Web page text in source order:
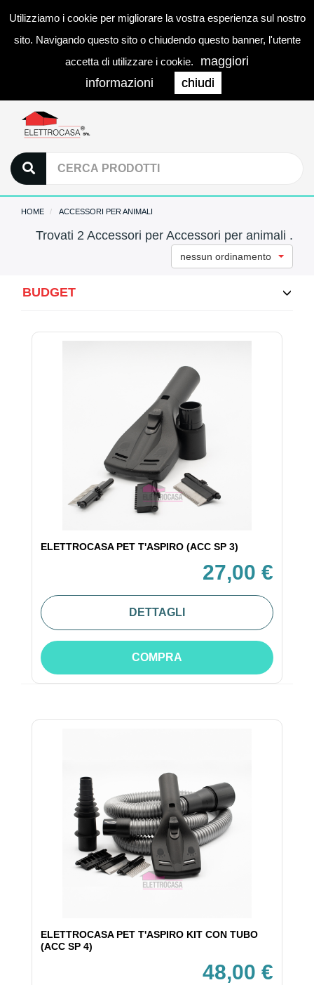
Utilizziamo i cookie per migliorare la vostra esperienza sul nostro
sito. Navigando questo sito o chiudendo questo banner, l'utente
accetta di utilizzare i cookie.
maggiori
informazioni
chiudi
0
HOME ACCESSORI PER ANIMALI
Trovati 2 Accessori per Accessori per animali .
nessun ordinamento
BUDGET
ELETTROCASA PET T'ASPIRO (ACC SP 3)
27,00 €
DETTAGLI
COMPRA
ELETTROCASA PET T'ASPIRO KIT CON TUBO
(ACC SP 4)
48,00 €